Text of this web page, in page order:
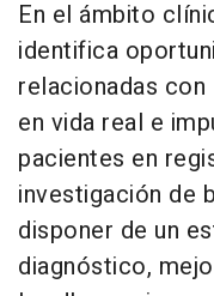
En el ámbito
identifica
relacionadas
en vida real e
pacientes en
investigación de
disponer de un
diagnóstico,